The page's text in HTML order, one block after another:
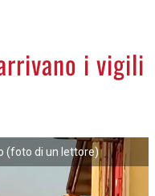
i vigili
(foto di un lettore)